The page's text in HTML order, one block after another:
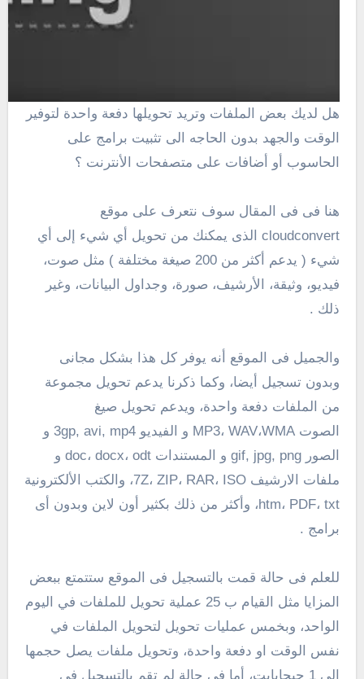
هل لديك بعض الملفات وتريد تحويلها دفعة واحدة لتوفير
الوقت والجهد بدون الحاجه الى تثبيت برامج على
الحاسوب أو أضافات على متصفحات الأنترنت ؟
هنا فى فى المقال سوف نتعرف على موقع
cloudconvert الذى يمكنك من
تحويل أي شيء
إلى أي
شيء ( يدعم أكثر من 200 صيغة مختلفة ) مثل صوت،
فيديو، وثيقة، الأرشيف، صورة، وجداول البيانات، وغير
ذلك .
والجميل فى الموقع أنه يوفر كل هذا بشكل مجانى
وبدون تسجيل أيضا، وكما ذكرنا يدعم تحويل مجموعة
من الملفات دفعة واحدة، ويدعم تحويل صيغ
الصوت MP3، WAV،WMA و الفيديو 3gp, avi, mp4 و
الصور gif, jpg, png و المستندات doc، docx، odt و
ملفات الارشيف 7Z، ZIP، RAR، ISO، والكتب الألكترونية
htm، PDF، txt، وأكثر من ذلك بكثير أون لاين وبدون أى
برامج .
للعلم فى حالة قمت بالتسجيل فى الموقع ستتمتع ببعض
المزايا مثل القيام ب 25 عملية تحويل للملفات في اليوم
الواحد، وبخمس عمليات تحويل لتحويل الملفات في
نفس الوقت او دفعة واحدة، وتحويل ملفات يصل حجمها
الى 1 جيجابايت، أما فى حالة لم تقم بالتسجيل فى